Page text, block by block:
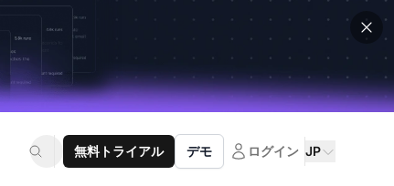
無料トライアル デモ ログイン JP